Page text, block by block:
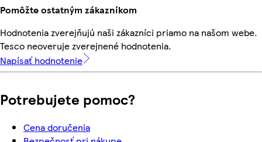
Pomôžte ostatným zákazníkom
Hodnotenia zverejňujú naši zákazníci priamo na našom webe.
Tesco neoveruje zverejnené hodnotenia.
Napísať hodnotenie
Potrebujete pomoc?
Cena doručenia